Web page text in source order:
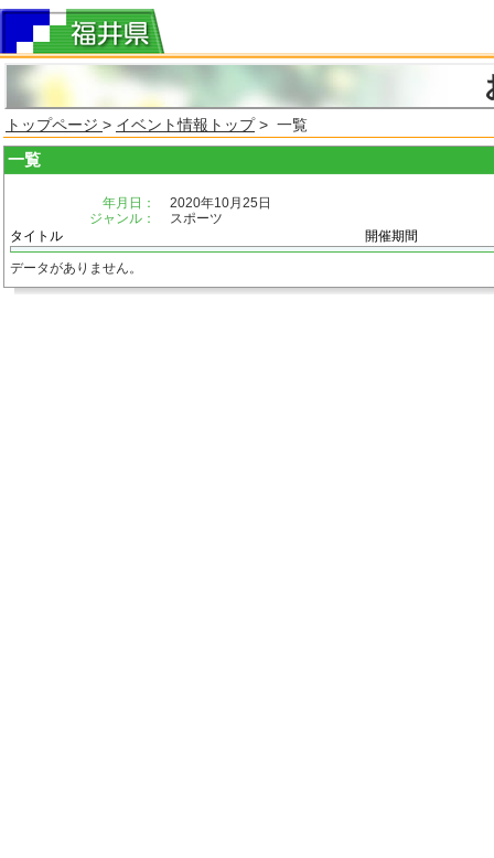
トップページ > イベント情報トップ> 一覧
一覧
年月日：
2020年10月25日
ジャンル：
スポーツ
タイトル
開催期間
データがありません。